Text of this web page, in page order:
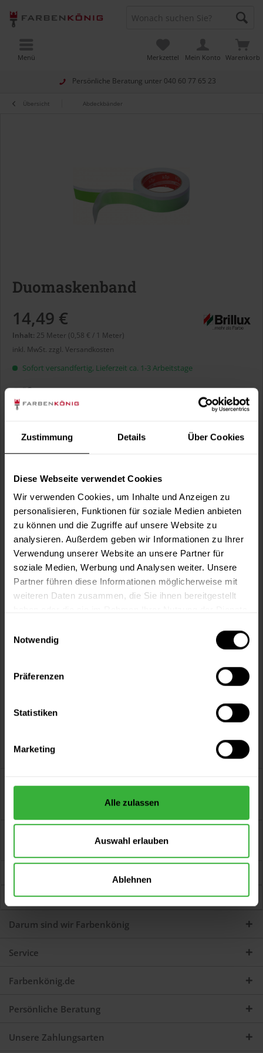
Zustimmung Details Über Cookies
Diese Webseite verwendet Cookies
Wir verwenden Cookies, um Inhalte und Anzeigen zu
personalisieren, Funktionen für soziale Medien anbieten
zu können und die Zugriffe auf unsere Website zu
analysieren. Außerdem geben wir Informationen zu Ihrer
Verwendung unserer Website an unsere Partner für
soziale Medien, Werbung und Analysen weiter. Unsere
Partner führen diese Informationen möglicherweise mit
weiteren Daten zusammen, die Sie ihnen bereitgestellt
Notwendig
Präferenzen
Statistiken
Marketing
Alle zulassen
Auswahl erlauben
Ablehnen
Persönliche Beratung unter 040 60 77 65 23
Warenkorb
Merkzettel Mein Konto
Menü
Übersicht Abdeckbänder
Duomaskenband
14,49 €
Inhalt: 25 Meter (0,58 € / 1 Meter)
inkl. MwSt. zzgl. Versandkosten
Sofort versandfertig, Lieferzeit ca. 1-3 Arbeitstage
Größe:
In denWarenkorb
Merken Fragen zum Artikel?
Artikel-Nr.: BX3020
Sie möchten eine größere Menge kaufen
und wünschen ein Angebot?
Versand innerhalb von 48h*
Duomaskenband Beidseitig klebendes, glattes und weiches
Folienband zum schnellen Herstellen...
Kunden haben sich ebenfalls angesehen
Darum sind wir Farbenkönig
Service
Farbenkönig.de
Persönliche Beratung
Unsere Zahlungsarten